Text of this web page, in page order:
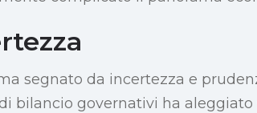
segnato da incertezza e
bilancio governativi ha aleggiato